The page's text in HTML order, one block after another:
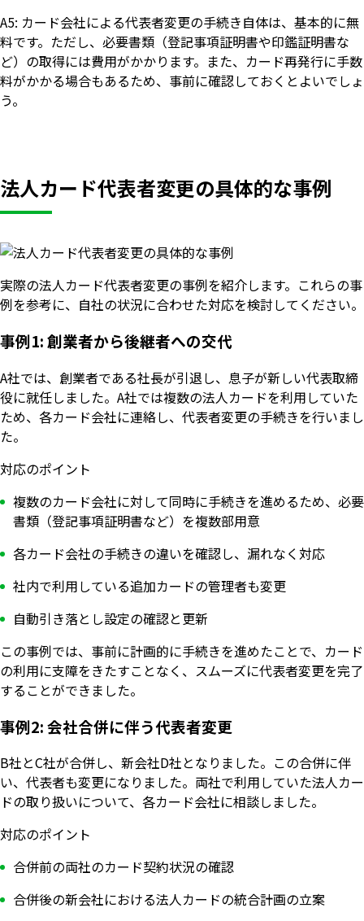
A5: カード会社による代表者変更の手続き自体は、基本的に無
料です。ただし、必要書類（登記事項証明書や印鑑証明書な
ど）の取得には費用がかかります。また、カード再発行に手数
料がかかる場合もあるため、事前に確認しておくとよいでしょ
う。
法人カード代表者変更の具体的な事例
実際の法人カード代表者変更の事例を紹介します。これらの事
例を参考に、自社の状況に合わせた対応を検討してください。
事例1: 創業者から後継者への交代
A社では、創業者である社長が引退し、息子が新しい代表取締
役に就任しました。A社では複数の法人カードを利用していた
ため、各カード会社に連絡し、代表者変更の手続きを行いまし
た。
対応のポイント
複数のカード会社に対して同時に手続きを進めるため、必要
書類（登記事項証明書など）を複数部用意
各カード会社の手続きの違いを確認し、漏れなく対応
社内で利用している追加カードの管理者も変更
自動引き落とし設定の確認と更新
この事例では、事前に計画的に手続きを進めたことで、カード
の利用に支障をきたすことなく、スムーズに代表者変更を完了
することができました。
事例2: 会社合併に伴う代表者変更
B社とC社が合併し、新会社D社となりました。この合併に伴
い、代表者も変更になりました。両社で利用していた法人カー
ドの取り扱いについて、各カード会社に相談しました。
対応のポイント
合併前の両社のカード契約状況の確認
合併後の新会社における法人カードの統合計画の立案